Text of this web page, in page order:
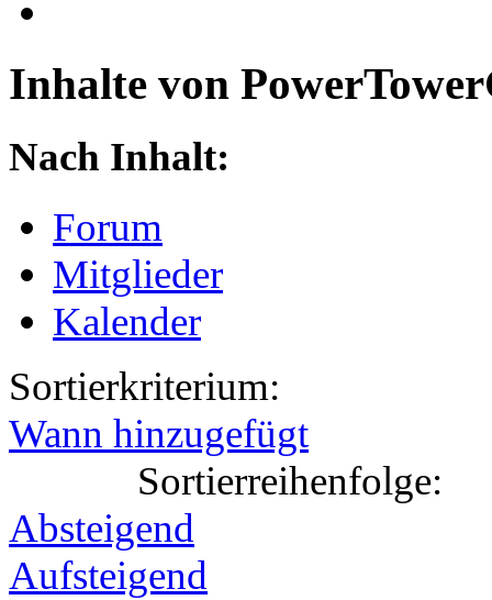
Inhalte von
Nach Inhalt:
Forum
Mitglieder
Kalender
Sortierkriterium:
Wann hinzugefügt
Sortierreihenfolge:
Absteigend
Aufsteigend